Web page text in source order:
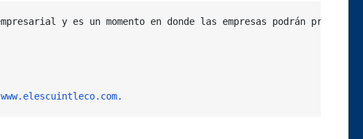
y es un momento en donde las empresas podrán
www.elescuintleco.com.